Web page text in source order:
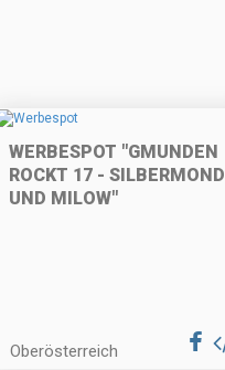
WERBESPOT "GMUNDEN
ROCKT 17 - SILBERMOND
UND MILOW"
Oberösterreich